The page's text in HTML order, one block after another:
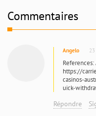
Commentaires
Angelo
https://
casinos-
uick-
Répondre